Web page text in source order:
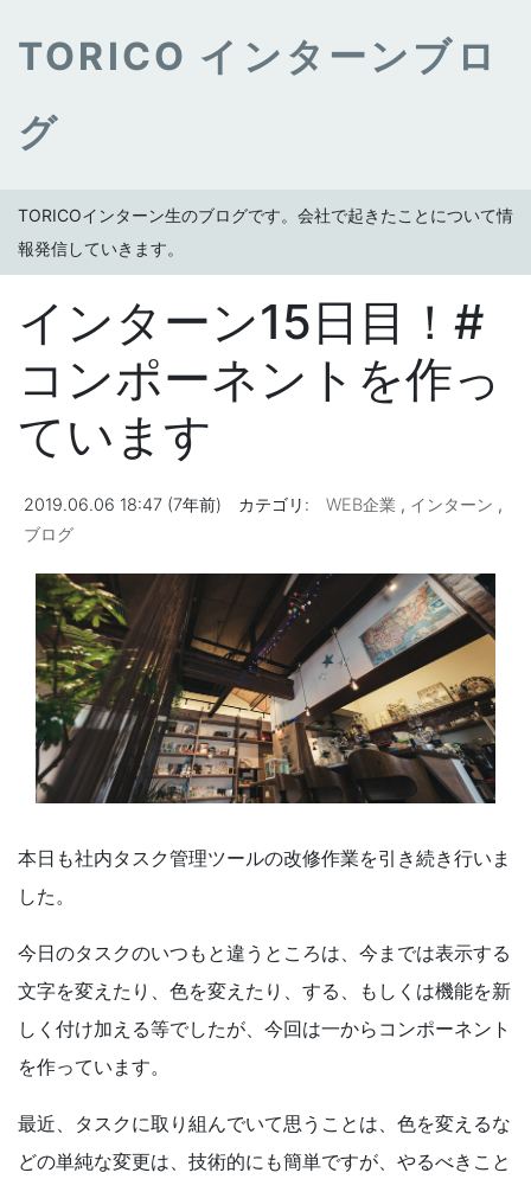
TORICO インターンブロ
グ
TORICOインターン生のブログです。会社で起きたことについて情
報発信していきます。
インターン15日目！#
コンポーネントを作っ
ています
2019.06.06 18:47 (7年前) カテゴリ: WEB企業 , インターン ,
ブログ
本日も社内タスク管理ツールの改修作業を引き続き行いま
した。
今日のタスクのいつもと違うところは、今までは表示する
文字を変えたり、色を変えたり、する、もしくは機能を新
しく付け加える等でしたが、今回は一からコンポーネント
を作っています。
最近、タスクに取り組んでいて思うことは、色を変えるな
どの単純な変更は、技術的にも簡単ですが、やるべきこと